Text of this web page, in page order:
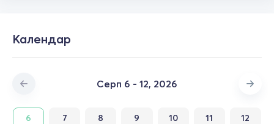
Календар
Серп 6 - 12, 2026
6 7 8 9 10 11 12